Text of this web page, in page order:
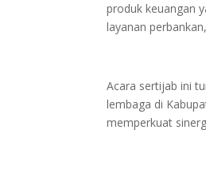
produk keuangan
layanan
Acara sertijab ini
lembaga di
memperkuat